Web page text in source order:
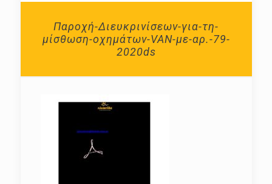
Παροχή-Διευκρινίσεων-για-τη-
μίσθωση-οχημάτων-VAN-με-αρ.-79-
2020ds